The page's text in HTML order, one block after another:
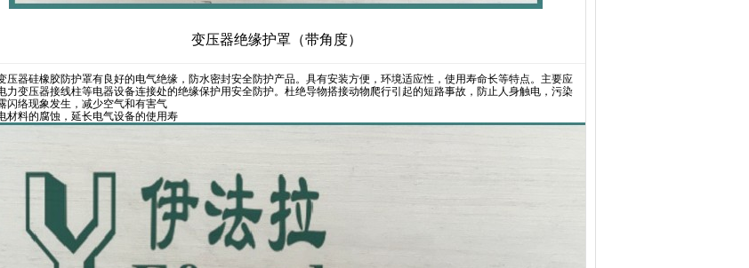
变压器绝缘护罩（带角度）
压器硅橡胶防护罩有良好的电气绝缘，防水密封安全防护产品。具有安装方便，环境适应性，使用寿命长等特点。主要应
力变压器接线柱等电器设备连接处的绝缘保护用安全防护。杜绝导物搭接动物爬行引起的短路事故，防止人身触电，污染
闪络现象发生，减少空气和有害气
材料的腐蚀，延长电气设备的使用寿